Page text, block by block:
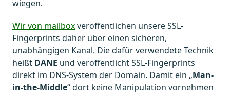
wiegen.
Wir von mailboxveröffentlichen unsere SSL-
Fingerprints daher über einen sicheren,
unabhängigen Kanal. Die dafür verwendete Technik
heißt DANE und veröffentlicht SSL-Fingerprints
direkt im DNS-System der Domain. Damit ein „Man-
in-the-Middle“ dort keine Manipulation vornehmen